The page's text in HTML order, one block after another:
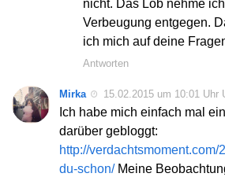
nicht. Das Lob nehme
Verbeugung entgegen.
ich mich auf deine
Antworten
Mirka 15.02.2015 um 10:01 Uhr
Ich habe mich einfach mal
darüber gebloggt:
http://verdachtsmoment.com/
du-schon/Meine